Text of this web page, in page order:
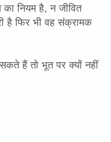
नियम है, न जीवित
है फिर भी वह संक्रामक
हैं तो भूत पर क्यों नहीं